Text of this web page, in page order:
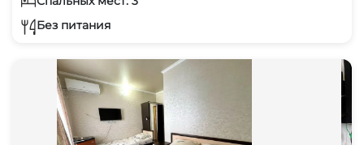
Без питания